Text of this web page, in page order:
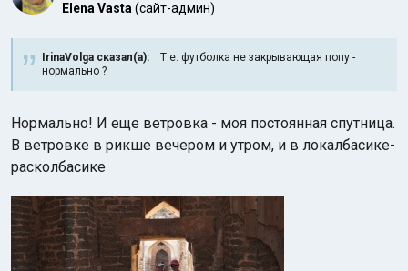
Elena Vasta (сайт-админ)
IrinaVolga сказал(а): Т.е. футболка не закрывающая попу -
нормально ?
Нормально! И еще ветровка - моя постоянная спутница.
В ветровке в рикше вечером и утром, и в локалбасике-
расколбасике